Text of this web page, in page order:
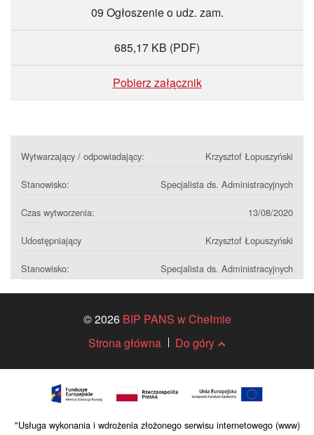
09 Ogłoszenie o udz. zam.
685,17 KB (PDF)
Pobierz załącznik
Wytwarzający / odpowiadający: Krzysztof Łopuszyński
Stanowisko: Specjalista ds. Administracyjnych
Czas wytworzenia: 13/08/2020
Udostępniający Krzysztof Łopuszyński
Stanowisko: Specjalista ds. Administracyjnych
© 2026 BIP PANS w Chełmie
Strona główna
Do góry
"Usługa wykonania i wdrożenia złożonego serwisu internetowego (www)